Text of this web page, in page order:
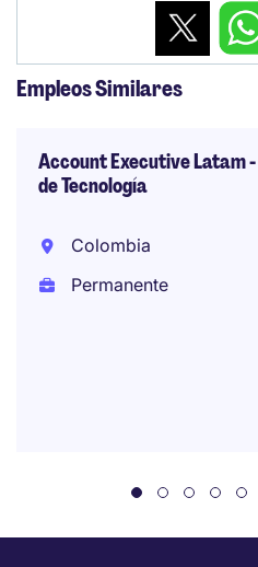
Empleos Similares
Account Executive Latam
de Tecnología
Colombia
Permanente